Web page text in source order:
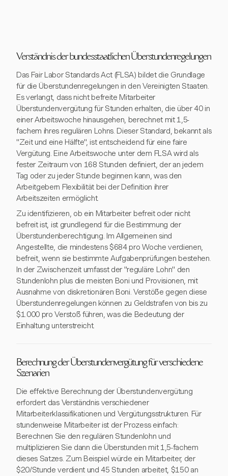
Verständnis der bundesstaatlichen Überstundenregelungen
Das Fair Labor Standards Act (FLSA) bildet die Grundlage
für die Überstundenregelungen in den Vereinigten Staaten.
Es verlangt, dass nicht befreite Mitarbeiter
Überstundenvergütung für Stunden erhalten, die über 40 in
einer Arbeitswoche hinausgehen, berechnet mit 1,5-
fachem ihres regulären Lohns. Dieser Standard, bekannt als
"Zeit und eine Hälfte", ist entscheidend für eine faire
Vergütung. Eine Arbeitswoche unter dem FLSA wird als
fester Zeitraum von 168 Stunden definiert, der an jedem
Tag oder zu jeder Stunde beginnen kann, was den
Arbeitgebern Flexibilität bei der Definition ihrer
Arbeitszeiten ermöglicht.
Zu identifizieren, ob ein Mitarbeiter befreit oder nicht
befreit ist, ist grundlegend für die Bestimmung der
Überstundenberechtigung. Im Allgemeinen sind
Angestellte, die mindestens $684 pro Woche verdienen,
befreit, wenn sie bestimmte Aufgabenprüfungen bestehen.
In der Zwischenzeit umfasst der "reguläre Lohn" den
Stundenlohn plus die meisten Boni und Provisionen, mit
Ausnahme von diskretionären Boni. Verstöße gegen diese
Überstundenregelungen können zu Geldstrafen von bis zu
$1.000 pro Verstoß führen, was die Bedeutung der
Einhaltung unterstreicht.
Berechnung der Überstundenvergütung für verschiedene
Szenarien
Die effektive Berechnung der Überstundenvergütung
erfordert das Verständnis verschiedener
Mitarbeiterklassifikationen und Vergütungsstrukturen. Für
stundenweise Mitarbeiter ist der Prozess einfach:
Berechnen Sie den regulären Stundenlohn und
multiplizieren Sie dann die Überstunden mit 1,5-fachem
dieses Satzes. Zum Beispiel würde ein Mitarbeiter, der
$20/Stunde verdient und 45 Stunden arbeitet, $150 an